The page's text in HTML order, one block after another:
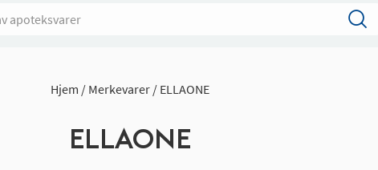
Hjem Merkevarer ELLAONE
ELLAONE